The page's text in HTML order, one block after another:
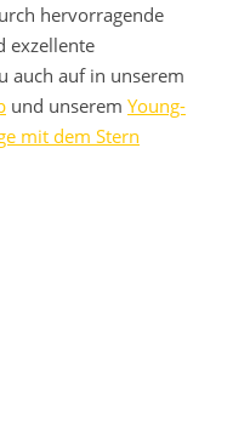
hervorragende
exzellente
auch auf in unserem
und unserem Young-
mit dem Stern